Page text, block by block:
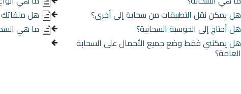
هل يمكن نقل التطبيقات من سحابة إلى أخرى؟
هل ملفاتك
هل أحتاج إلى الحوسبة السحابية؟
ما هي
هل يمكنني فقط وضع جميع الأحمال على السحابة
العامة؟